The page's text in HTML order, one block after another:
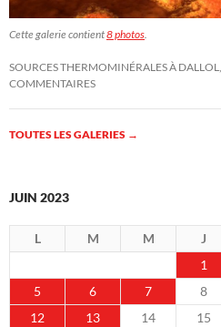
Cette galerie contient8 photos.
SOURCES THERMOMINÉRALES À
COMMENTAIRES
TOUTES LES GALERIES →
JUIN 2023
L M M J
1
5
6 7 8
12
13 14 15